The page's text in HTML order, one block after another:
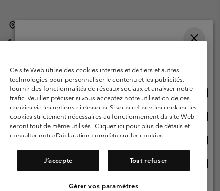
©2026Columbia Sportswear International Sarl. Avenue des Morgines, 12
Garanties Légales
Politique de confidentialité
Conditions d'utilisation - Membres
Conditions D'utilisation - Contenu généré par l'utilisateur
Impressum
Cookies
Ce site Web utilise des cookies internes et de tiers et autres
technologies pour personnaliser le contenu et les publicités,
fournir des fonctionnalités de réseaux sociaux et analyser notre
trafic. Veuillez préciser si vous acceptez notre utilisation de ces
cookies via les options ci-dessous. Si vous refusez les cookies, les
cookies strictement nécessaires au fonctionnement du site Web
seront tout de même utilisés. Cliquez ici pour plus de détails et
consulter notre Déclaration complète sur les cookies.
J’accepte Tout refuser
Gérer vos paramètres
Achats en ligne disponibles
United States
ligne
Belgium-English
ligne
Belgium-Français
ligne
Belgium-Dutch